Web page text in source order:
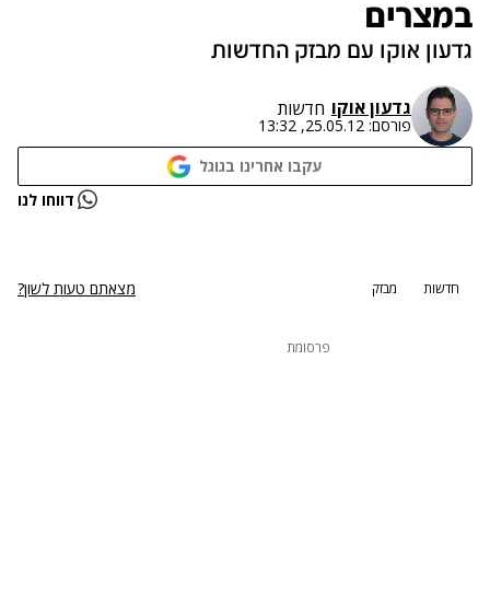
במצרים
גדעון אוקו עם מבזק החדשות
גדעון אוקו חדשות
פורסם: 25.05.12, 13:32
עקבו אחרינו בגוגל
נתקלנו בבעיה דווחו לנו
חדשות מבזק מצאתם טעות לשון?
פרסומת